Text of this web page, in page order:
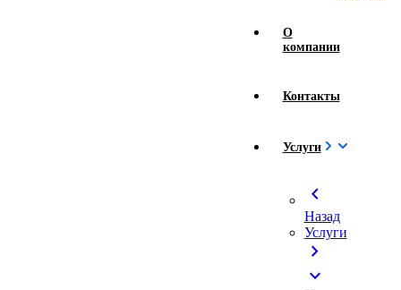
О
компании
Контакты
Услуги
chevron_left
Назад
Услуги
chevron_right
expand_more